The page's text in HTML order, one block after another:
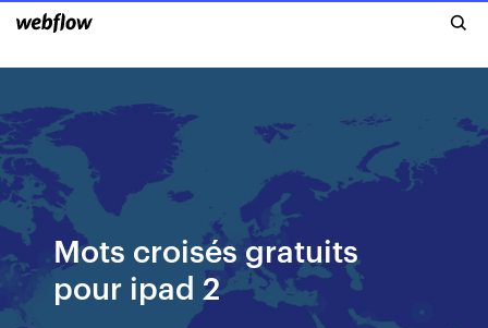
Mots croisés gratuits
pour ipad 2